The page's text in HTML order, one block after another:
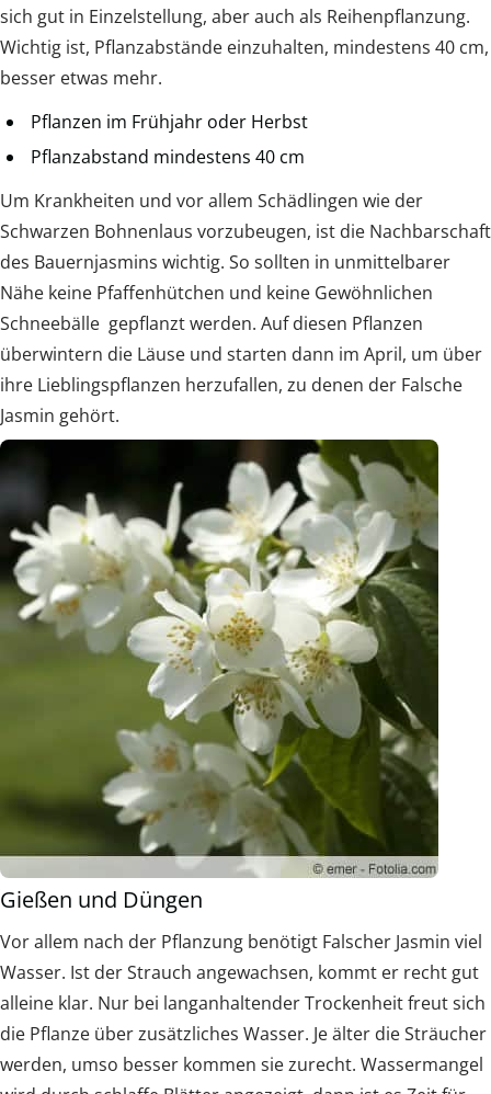
sich gut in Einzelstellung, aber auch als Reihenpflanzung.
Wichtig ist, Pflanzabstände einzuhalten, mindestens 40 cm,
besser etwas mehr.
Pflanzen im Frühjahr oder Herbst
Pflanzabstand mindestens 40 cm
Um Krankheiten und vor allem Schädlingen wie der
Schwarzen Bohnenlaus vorzubeugen, ist die Nachbarschaft
des Bauernjasmins wichtig. So sollten in unmittelbarer
Nähe keine Pfaffenhütchen und keine Gewöhnlichen
Schneebälle gepflanzt werden. Auf diesen Pflanzen
überwintern die Läuse und starten dann im April, um über
ihre Lieblingspflanzen herzufallen, zu denen der Falsche
Jasmin gehört.
Gießen und Düngen
Vor allem nach der Pflanzung benötigt Falscher Jasmin viel
Wasser. Ist der Strauch angewachsen, kommt er recht gut
alleine klar. Nur bei langanhaltender Trockenheit freut sich
die Pflanze über zusätzliches Wasser. Je älter die Sträucher
werden, umso besser kommen sie zurecht. Wassermangel